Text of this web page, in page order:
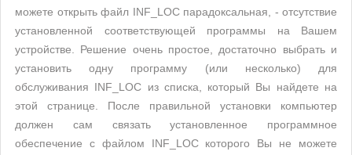
можете открыть файл INF_LOC парадоксальная, - отсутствие
установленной соответствующей программы на Вашем
устройстве. Решение очень простое, достаточно выбрать и
установить одну программу (или несколько) для
обслуживания INF_LOC из списка, который Вы найдете на
этой странице. После правильной установки компьютер
должен сам связать установленное программное
обеспечение с файлом INF_LOC которого Вы не можете